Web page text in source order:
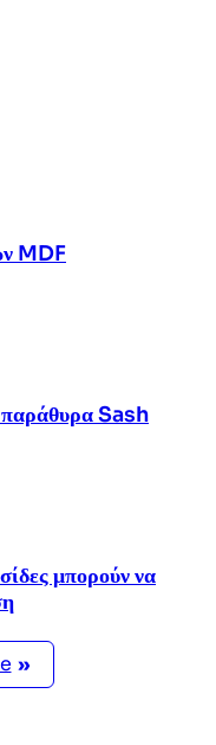
MDF
παράθυρα Sash
μπορούν να
»